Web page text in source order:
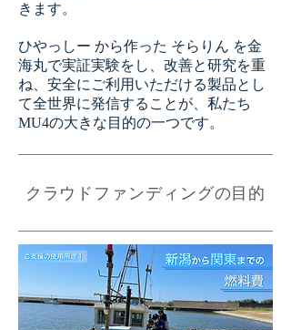
きます。
​ひやっしー から作った そらりん を金
海丸で実証実験をし、改善と研究を重
ね、安全にご利用いただける製品とし
て全世界に発信することが、私たち
MU4の大きな目的の一つです。
クラウドファンディングの目的